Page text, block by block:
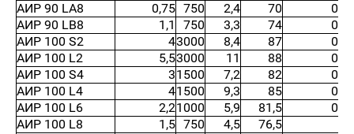
АИР 90 LA8
0,75 750 2,4 70
0,71
АИР 90 LB8
1,1 750 3,3 74
0,72
АИР 100 S2
43000 8,4 87
0,88
АИР 100 L2
5,53000 11 88
0,88
АИР 100 S4
31500 7,2 82
0,82
АИР 100 L4
41500 9,3 85
0,84
АИР 100 L6
2,21000 5,9 81,5
0,74
АИР 100 L8
1,5 750 4,5 76,5